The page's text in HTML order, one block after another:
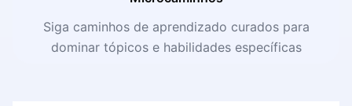
Siga caminhos de aprendizado curados para
dominar tópicos e habilidades específicas